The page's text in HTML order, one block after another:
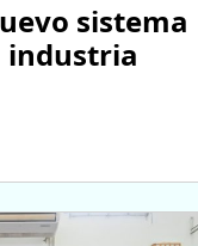
sistema
industria